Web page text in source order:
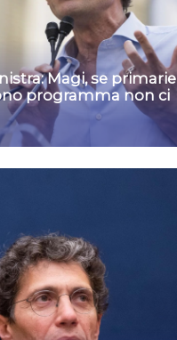
Magi, se primarie
programma non ci